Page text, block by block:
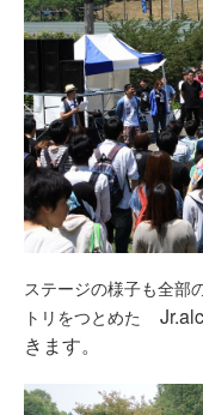
ステージの様子も全部
トリをつとめた
きます。